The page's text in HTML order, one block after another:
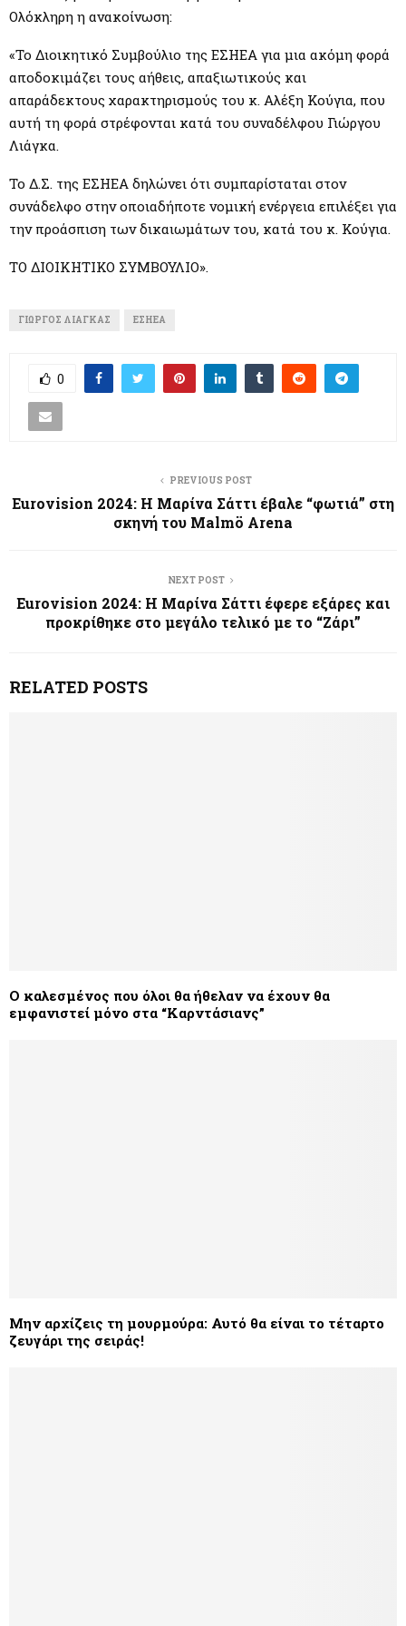
E
N
U
Ολόκληρη η ανακοίνωση:
«Το Διοικητικό Συμβούλιο της ΕΣΗΕΑ για μια ακόμη φορά
αποδοκιμάζει τους αήθεις, απαξιωτικούς και
απαράδεκτους χαρακτηρισμούς του κ. Αλέξη Κούγια, που
αυτή τη φορά στρέφονται κατά του συναδέλφου Γιώργου
Λιάγκα.
Το Δ.Σ. της ΕΣΗΕΑ δηλώνει ότι συμπαρίσταται στον
συνάδελφο στην οποιαδήποτε νομική ενέργεια επιλέξει για
την προάσπιση των δικαιωμάτων του, κατά του κ. Κούγια.
ΤΟ ΔΙΟΙΚΗΤΙΚΟ ΣΥΜΒΟΥΛΙΟ».
ΓΙΏΡΓΟΣ ΛΙΆΓΚΑΣ ΕΣΗΕΑ
0
PREVIOUS POST
Eurovision 2024: Η Μαρίνα Σάττι έβαλε “φωτιά” στη
σκηνή του Malmö Arena
NEXT POST
Eurovision 2024: Η Μαρίνα Σάττι έφερε εξάρες και
προκρίθηκε στο μεγάλο τελικό με το “Ζάρι”
RELATED POSTS
Ο καλεσμένος που όλοι θα ήθελαν να έχουν θα
εμφανιστεί μόνο στα “Καρντάσιανς”
Μην αρχίζεις τη μουρμούρα: Αυτό θα είναι το τέταρτο
ζευγάρι της σειράς!